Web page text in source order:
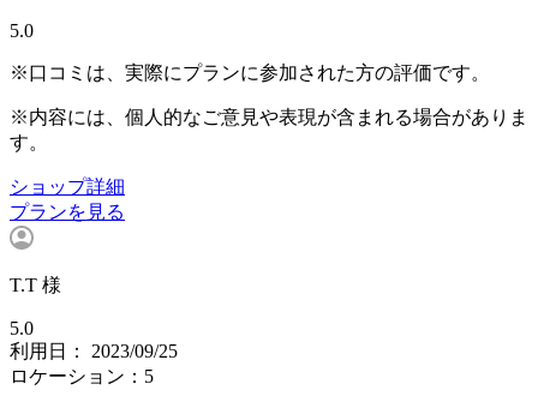
5.0
※口コミは、実際にプランに参加された方の評価です。
※内容には、個人的なご意見や表現が含まれる場合がありま
す。
ショップ詳細
プランを見る
T.T 様
5.0
利用日： 2023/09/25
ロケーション：5